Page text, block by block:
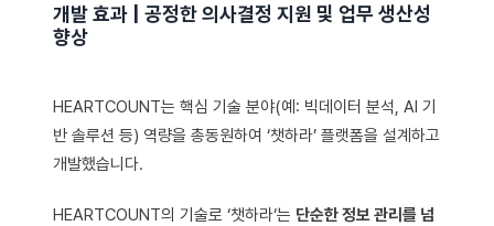
개발 효과 | 공정한 의사결정 지원 및 업무 생산성
향상
HEARTCOUNT는 핵심 기술 분야(예: 빅데이터 분석, AI 기
반 솔루션 등) 역량을 총동원하여 ‘챗하라’ 플랫폼을 설계하고
개발했습니다.
HEARTCOUNT의 기술로 ‘챗하라‘는 단순한 정보 관리를 넘